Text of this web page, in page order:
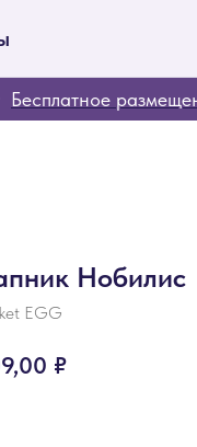
Нобилис
EGG
₽